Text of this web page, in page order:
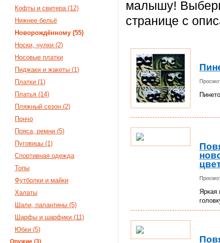
малышу!
странице с
Яркая
Кофты и свитера (12)
Нижнее бельё
Новорождённому (55)
Носки, чулки (2)
Носовые платки
Пиджаки и жакеты (1)
Платки (1)
Платья (14)
Пляжный сезон (2)
Пончо
Пояса, ремни (5)
Пуговицы (1)
Спортивная одежда
Топы
Футболки и майки
Халаты
Шали, палантины (5)
Шарфы и шарфики (11)
Юбки (5)
Оружие (3)